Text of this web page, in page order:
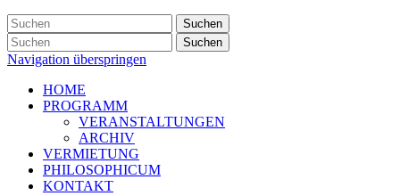
Suchen
Suchen
Navigation überspringen
HOME
PROGRAMM
VERANSTALTUNGEN
ARCHIV
VERMIETUNG
PHILOSOPHICUM
KONTAKT